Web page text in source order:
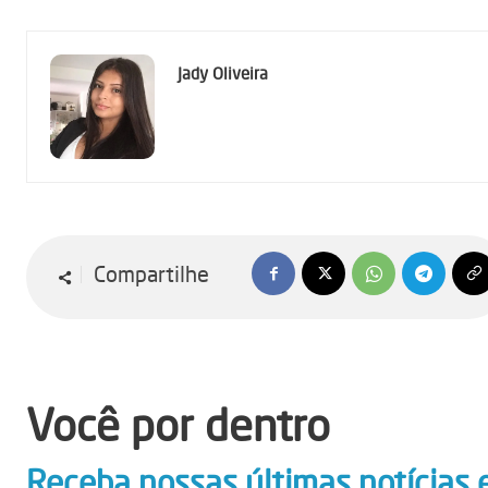
Jady Oliveira
Compartilhe
Você por dentro